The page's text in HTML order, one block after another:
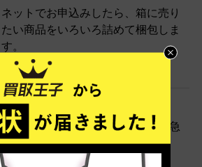
ネットでお申込みしたら、箱に売り
たい商品をいろいろ詰めて梱包しま
す。
STEP2 発送
送料無料でご自宅から発送！佐川急
便がご自宅まで引き取りに伺いま
す。